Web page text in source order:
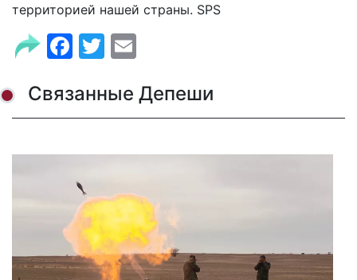
территорией нашей страны. SPS
Facebook
Twitter
Связанные Депеши